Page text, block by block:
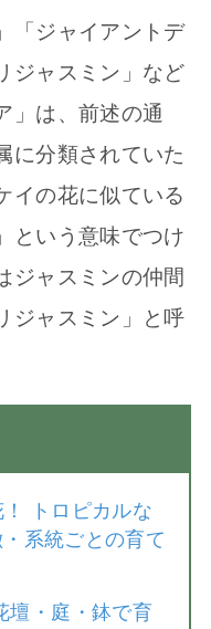
「ジャイアントデ
ジャスミン」など
」は、前述の通
に分類されていた
イの花に似ている
という意味でつけ
ジャスミンの仲間
ジャスミン」と呼
！ トロピカルな
系統ごとの育て
壇・庭・鉢で育